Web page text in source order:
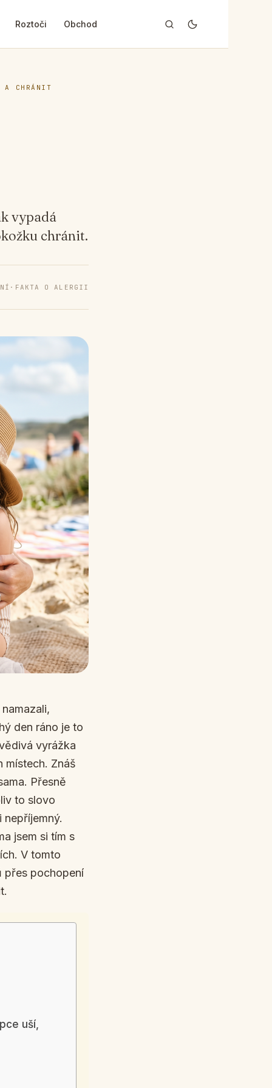
Roztoči Obchod
CHRÁNIT
vypadá
chránit.
· FAKTA O ALERGII
den ráno je to
vyrážka
místech. Znáš
Přesně
to slovo
nepříjemný.
jsem si tím s
V tomto
přes pochopení
uší,